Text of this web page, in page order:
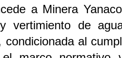
a Minera
vertimiento de
condicionada al